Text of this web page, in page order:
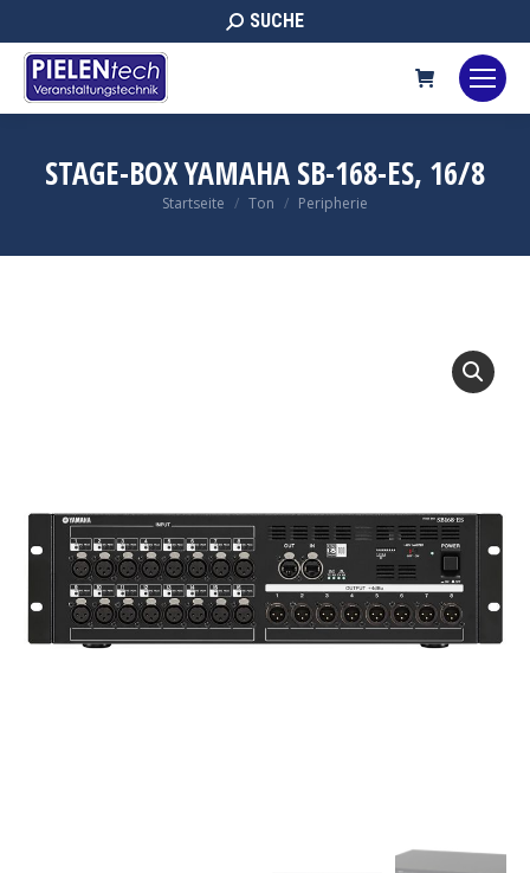
Search:
SUCHE
STAGE-BOX YAMAHA SB-168-ES, 16/8
Sie befinden sich hier:
Startseite Ton Peripherie